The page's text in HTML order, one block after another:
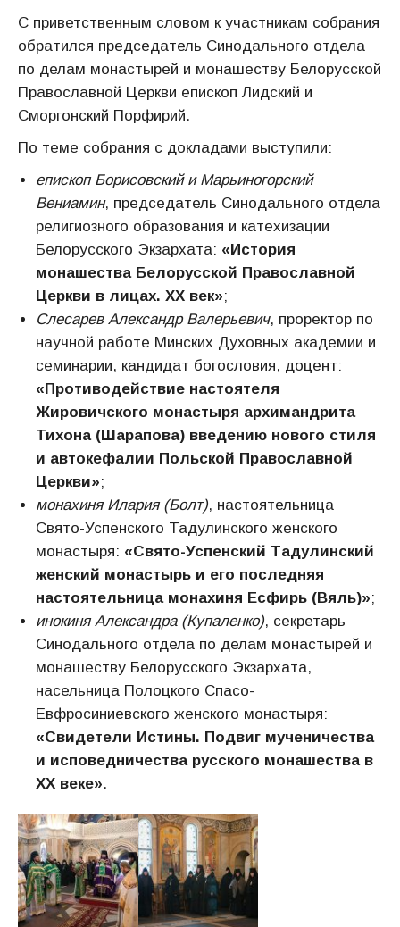
С приветственным словом к участникам собрания
обратился председатель Синодального отдела
по делам монастырей и монашеству Белорусской
Православной Церкви епископ Лидский и
Сморгонский Порфирий.
По теме собрания с докладами выступили:
епископ Борисовский и Марьиногорский
Вениамин, председатель Синодального отдела
религиозного образования и катехизации
Белорусского Экзархата: «История
монашества Белорусской Православной
Церкви в лицах. XX век»;
Слесарев Александр Валерьевич, проректор по
научной работе Минских Духовных академии и
семинарии, кандидат богословия, доцент:
«Противодействие настоятеля
Жировичского монастыря архимандрита
Тихона (Шарапова) введению нового стиля
и автокефалии Польской Православной
Церкви»;
монахиня Илария (Болт), настоятельница
Свято-Успенского Тадулинского женского
монастыря: «Свято-Успенский Тадулинский
женский монастырь и его последняя
настоятельница монахиня Есфирь (Вяль)»;
инокиня Александра (Купаленко), секретарь
Синодального отдела по делам монастырей и
монашеству Белорусского Экзархата,
насельница Полоцкого Спасо-
Евфросиниевского женского монастыря:
«Свидетели Истины. Подвиг мученичества
и исповедничества русского монашества в
XX веке».